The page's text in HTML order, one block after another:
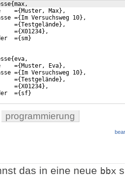
={Muster, Max},
={Im Versuchsweg 10},
={Testgelände},
={X01234},
={sm}
={Muster, Eva},
={Im Versuchsweg 10},
={Testgelände},
={X01234},
={sf}
programmierung
das in eine neue bbx